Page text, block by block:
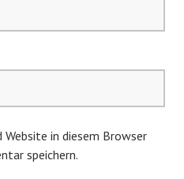
Website in diesem Browser
speichern.